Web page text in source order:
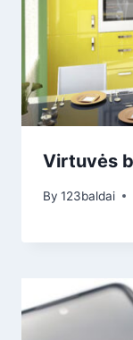
Virtuvės
By 123baldai